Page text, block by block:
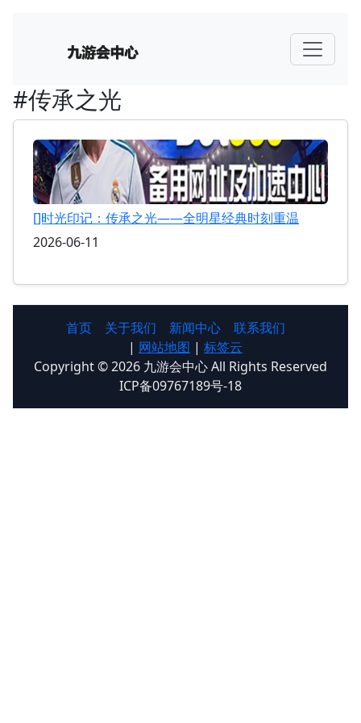
#传承之光
[]时光印记：传承之光——全明星经典时刻重温
2026-06-11
首页 关于我们 新闻中心
联系我们
| 网站地图 | 标签云
Copyright © 2026 九游会中心 All Rights Reserved
ICP备09767189号-18